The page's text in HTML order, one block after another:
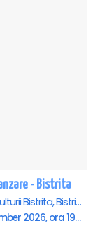
- Bistrita
Palatul Culturii Bistrita, Bistrita
27 September 2026, ora 19:00